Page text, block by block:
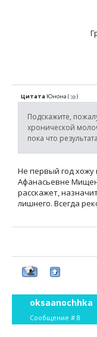
Цитата Юнона ( )
Подскажите,
хронической
пока что
Не первый год хожу
Афанасьевне
расскажет,
лишнего. Всегда
oksaanochhka
Сообщение # 8